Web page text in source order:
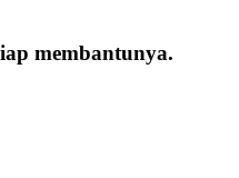
membantunya.